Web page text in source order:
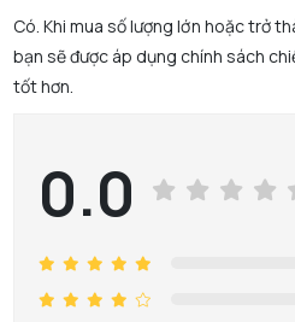
Có. Khi mua số lượng lớn hoặc trở
bạn sẽ được áp dụng chính sách
tốt hơn.
0.0